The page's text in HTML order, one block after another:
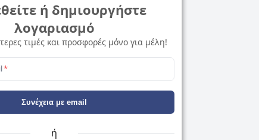
ή δημιουργήστε
λογαριασμό
τιμές και προσφορές μόνο για μέλη!
*
Συνέχεια με email
ή